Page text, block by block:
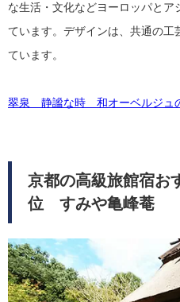
な生活・文化などヨーロッパとア
ています。デザインは、共通の工
ています。
翠泉 静謐な時 和オーベルジュ
京都の高級旅館宿お
位 すみや亀峰菴